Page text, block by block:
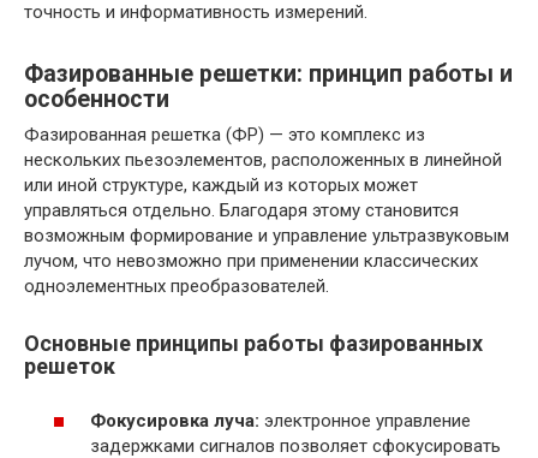
точность и информативность измерений.
Фазированные решетки: принцип работы и
особенности
Фазированная решетка (ФР) — это комплекс из
нескольких пьезоэлементов, расположенных в линейной
или иной структуре, каждый из которых может
управляться отдельно. Благодаря этому становится
возможным формирование и управление ультразвуковым
лучом, что невозможно при применении классических
одноэлементных преобразователей.
Основные принципы работы фазированных
решеток
Фокусировка луча: электронное управление
задержками сигналов позволяет сфокусировать